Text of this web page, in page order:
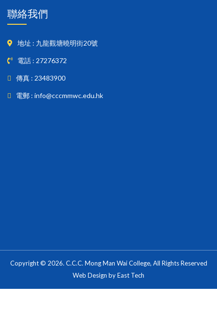
聯絡我們
地址 : 九龍觀塘曉明街20號
電話 : 27276372
傳真 : 23483900
電郵 : info@cccmmwc.edu.hk
Copyright © 2026. C.C.C. Mong Man Wai College, All Rights Reserved
Web Design byEast Tech